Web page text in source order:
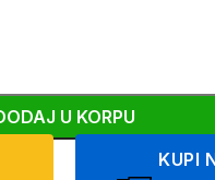
U KORPU
KUPI